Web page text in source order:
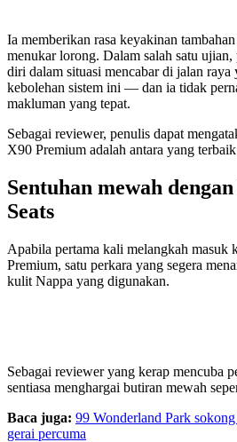
Ia memberikan rasa keyakinan
menukar lorong. Dalam salah satu ujian,
diri dalam situasi mencabar di jalan
kebolehan sistem ini — dan ia tidak
makluman yang tepat.
Sebagai reviewer, penulis dapat
X90 Premium adalah antara yang
Sentuhan mewah
Seats
Apabila pertama kali melangkah masuk
Premium, satu perkara yang segera
kulit Nappa yang digunakan.
Sebagai reviewer yang kerap mencuba
sentiasa menghargai butiran mewah
Baca juga: 99 Wonderland Park
gerai percuma